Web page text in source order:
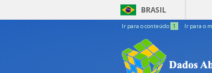
BRASIL
Ir para o conteúdo 1 Ir para o